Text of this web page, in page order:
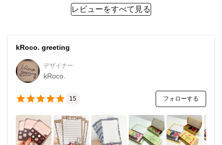
レビューをすべて見る
kRoco. greeting
デザイナー
kRoco.
15 フォローする